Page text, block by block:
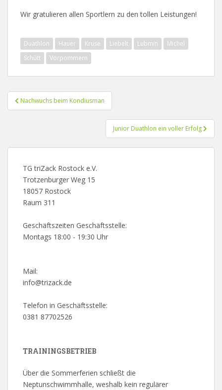
Wir gratulieren allen Sportlern zu den tollen Leistungen!
Duathlon Hauer Kruse Liebelt Lubmin
Michel
Schütt
Vorpommern
Beitragsnavigation
Nachwuchs beim Kondiusman
Junior Duathlon ein voller Erfolg
TG triZack Rostock e.V.
Trotzenburger Weg 15
18057 Rostock
Raum 311
Geschäftszeiten Geschäftsstelle:
Montags 18:00 - 19:30 Uhr
Mail:
info@trizack.de
Telefon in Geschäftsstelle:
0381 87702526
TRAININGSBETRIEB
Über die Sommerferien schließt die
Neptunschwimmhalle, weshalb kein regulärer